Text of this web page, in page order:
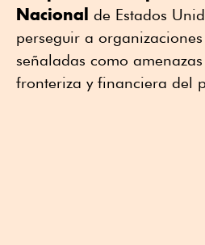
Nacional de Estados
perseguir a
señaladas como
fronteriza y financiera del